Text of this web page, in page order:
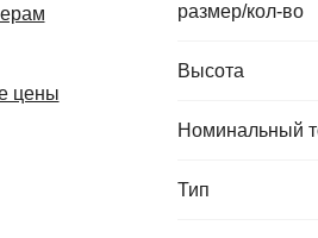
цены
размер/кол-во
Высота
Номинальный
Тип